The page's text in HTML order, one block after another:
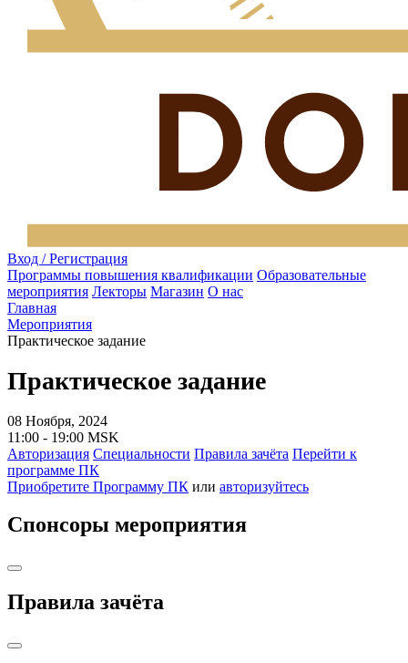
Вход / Регистрация
Программы повышения квалификации Образовательные
мероприятия Лекторы Магазин О нас
Главная
Мероприятия
Практическое задание
Практическое задание
08 Ноября, 2024
11:00 - 19:00 MSK
Авторизация Cпециальности Правила зачёта Перейти к
программе ПК
Приобретите Программу ПК или авторизуйтесь
Спонсоры мероприятия
Правила зачёта